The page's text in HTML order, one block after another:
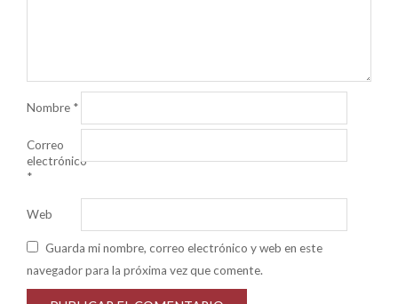
Nombre *
Correo
electrónico
*
Web
Guarda mi nombre, correo electrónico y web en este
navegador para la próxima vez que comente.